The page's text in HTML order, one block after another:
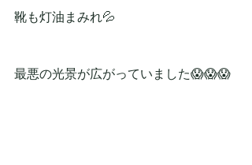
靴も灯油まみれ💦
最悪の光景が広がっていました😱😱😱